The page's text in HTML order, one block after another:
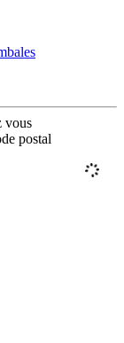
vous
postal